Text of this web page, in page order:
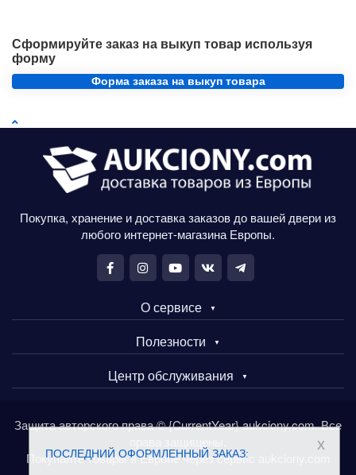
ПОСЛЕДНИЙ ОФОРМЛЕННЫЙ ЗАКАЗ:
x
Сформируйте заказ на выкуп товар используя
форму
Форма заказа на выкуп товара
Покупка, хранение и доставка заказов до вашей двери из
любого интернет-магазина Европы.
О сервисе
Полезности
Центр обслуживания
Защита авторского права © {CurrentYear} aukciony.com. Все
Покупайте товары в Европе через сервис aukciony.com